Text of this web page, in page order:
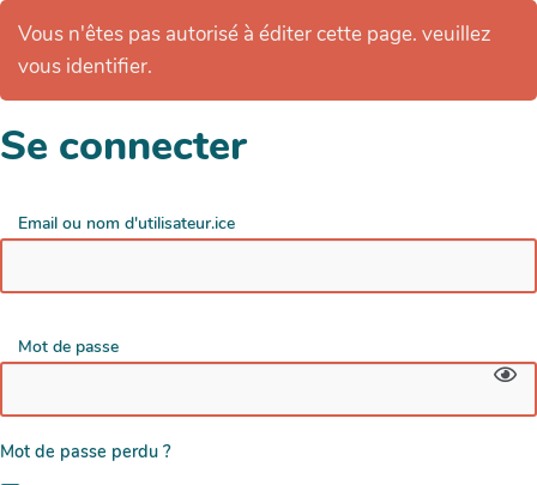
Vous n'êtes pas autorisé à éditer cette page. veuillez
vous identifier.
Se connecter
Email ou nom d'utilisateur.ice
Mot de passe
Mot de passe perdu ?